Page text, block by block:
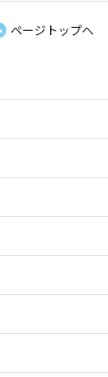
ページトップへ